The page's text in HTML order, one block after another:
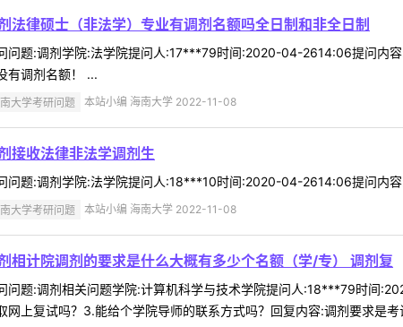
法律硕士（非法学）专业有调剂名额吗全日制和非全日制
问题:调剂学院:法学院提问人:17***79时间:2020-04-2614:06提问内
有调剂名额！ ...
大学考研问题 本站小编 海南大学 2022-11-08
接收法律非法学调剂生
问题:调剂学院:法学院提问人:18***10时间:2020-04-2614:06提问内
大学考研问题 本站小编 海南大学 2022-11-08
相计院调剂的要求是什么大概有多少个名额（学/专） 调剂复
问题:调剂相关问题学院:计算机科学与技术学院提问人:18***79时间
网上复试吗？3.能给个学院导师的联系方式吗？回复内容:调剂要求是